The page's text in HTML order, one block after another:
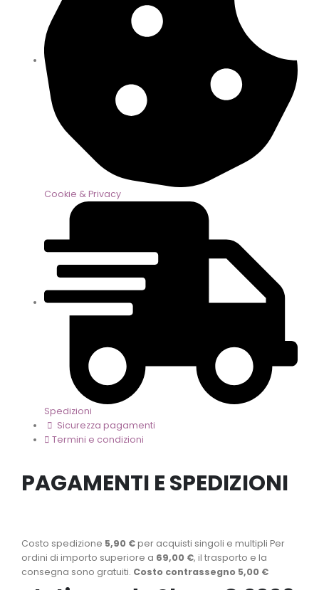
Cookie & Privacy
Spedizioni
Sicurezza pagamenti
Termini e condizioni
PAGAMENTI E SPEDIZIONI
Costo spedizione 5,90 €per acquisti singoli e multipli Per
ordini di importo superiore a 69,00 €, il trasporto e la
consegna sono gratuiti. Costo contrassegno 5,00 €